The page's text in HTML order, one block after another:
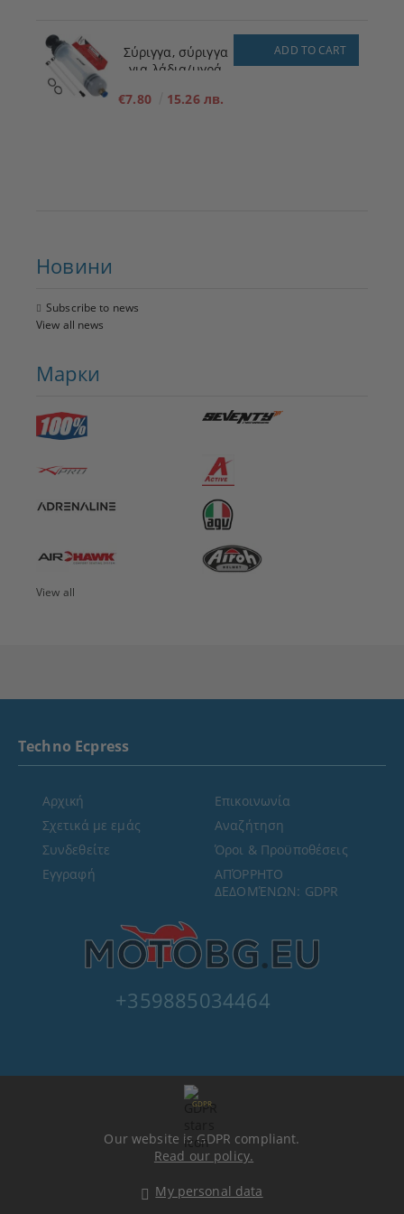
Σύριγγα, σύριγγα
για λάδια/υγρά
€7.80 15.26 лв.
ADD TO CART
Новини
Subscribe to news
View all news
Марки
View all
+359885034464
Techno Ecpress
Αρχική
Σχετικά με εμάς
Συνδεθείτε
Εγγραφή
Επικοινωνία
Αναζήτηση
Όροι & Προϋποθέσεις
ΑΠΌΡΡΗΤΟ
ΔΕΔΟΜΈΝΩΝ: GDPR
GDPR
Our website is GDPR compliant.
Read our policy.
My personal data